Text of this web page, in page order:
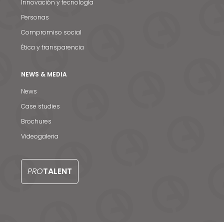
Noticias y medios
Contacto
Innovación y tecnología
Personas
Compromiso social
Ética y transparencia
NEWS & MEDIA
News
Case studies
Brochures
Videogaleria
PROTALENT